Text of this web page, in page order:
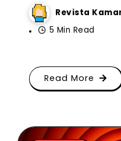
Revista
5 Min Read
Read More